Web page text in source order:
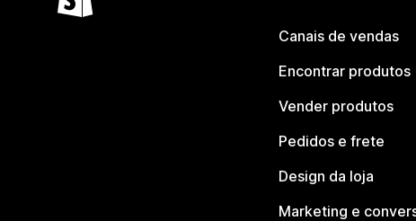
Canais de vendas
Encontrar produtos
Vender produtos
Pedidos e frete
Design da loja
Marketing e